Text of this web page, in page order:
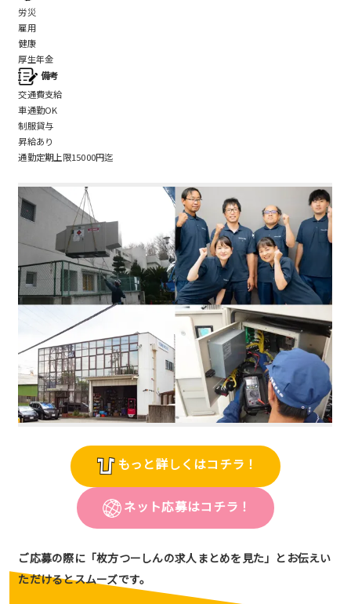
労災
雇用
健康
厚生年金
備考
交通費支給
車通勤OK
制服貸与
昇給あり
通勤定期上限15000円迄
もっと詳しくはコチラ！
ネット応募はコチラ！
ご応募の際に「枚方つーしんの求人まとめを見た」とお伝えい
ただけるとスムーズです。